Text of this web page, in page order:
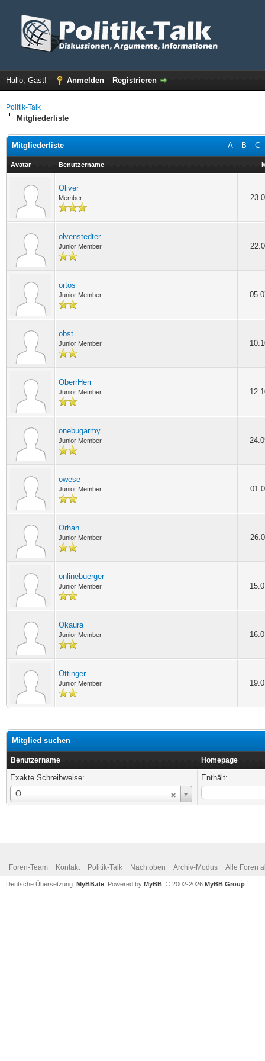
Hallo, Gast! Anmelden Registrieren
Politik-Talk
Mitgliederliste
A B C
Mitgliederliste
Avatar Benutzername
Oliver
Member
olvenstedter
Junior Member
ortos
Junior Member
obst
Junior Member
OberrHerr
Junior Member
onebugarmy
Junior Member
owese
Junior Member
Orhan
Junior Member
onlinebuerger
Junior Member
Okaura
Junior Member
Ottinger
Junior Member
Mitglied suchen
Benutzername Homepage
Exakte Schreibweise:
O
Benutzername
Enthält:
Foren-Team Kontakt Politik-Talk Nach oben Archiv-Modus Alle Foren
Deutsche Übersetzung: MyBB.de , Powered by MyBB , © 2002-2026 MyBB Group